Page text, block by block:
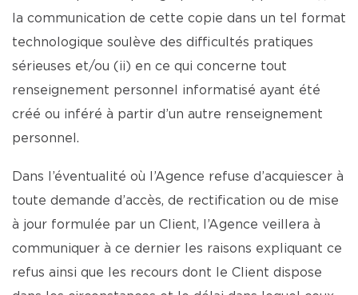
la communication de cette copie dans un tel format
technologique soulève des difficultés pratiques
sérieuses et/ou (ii) en ce qui concerne tout
renseignement personnel informatisé ayant été
créé ou inféré à partir d’un autre renseignement
personnel.
Dans l’éventualité où l’Agence refuse d’acquiescer à
toute demande d’accès, de rectification ou de mise
à jour formulée par un Client, l’Agence veillera à
communiquer à ce dernier les raisons expliquant ce
refus ainsi que les recours dont le Client dispose